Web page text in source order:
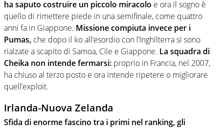
ha saputo costruire un piccolo miracolo e ora il sogno è
quello di rimettere piede in una semifinale, come quattro
anni fa in Giappone. Missione compiuta invece per i
Pumas, che dopo il ko all’esordio con l’Inghilterra si sono
rialzate a scapito di Samoa, Cile e Giappone. La squadra di
Cheika non intende fermarsi: proprio in Francia, nel 2007,
ha chiuso al terzo posto e ora intende ripetere o migliorare
quell’exploit.
Irlanda-Nuova Zelanda
Sfida di enorme fascino tra i primi nel ranking, gli